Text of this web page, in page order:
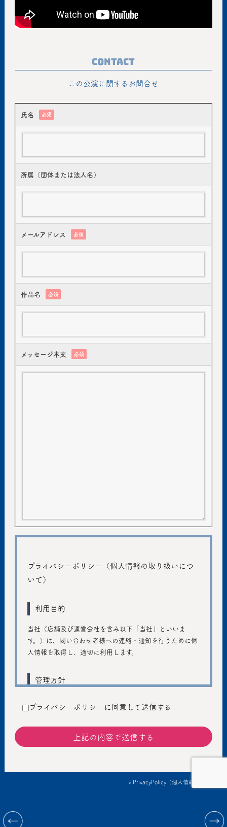
Contact
この公演に関するお問合せ
氏名 必須
所属（団体または法人名）
メールアドレス 必須
作品名 必須
メッセージ本文 必須
プライバシーポリシー（個人情報の取り扱いにつ
いて）
利用目的
当社（店舗及び運営会社を含み以下「当社」といいま
す。）は、問い合わせ者様への連絡・通知を行うために個
人情報を取得し、適切に利用します。
管理方針
保護に十分注意し、個人情報の保護に関する法律および管
義務を持って適切に取り扱うものとし、不正アクセス、不
正利用などの防止に努めます。
プライバシーポリシーに同意して送信する
> PrivacyPolicy（個人情報保護方針）